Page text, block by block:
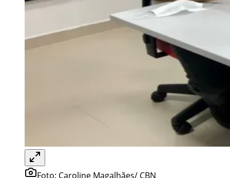
Foto: Caroline Magalhães/ CBN